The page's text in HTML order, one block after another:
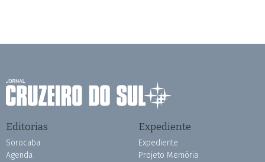
Editorias
Sorocaba
Agenda
Expediente
Expediente
Projeto Memória